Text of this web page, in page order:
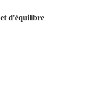
d’équilibre